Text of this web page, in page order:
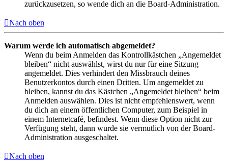
zurückzusetzen, so wende dich an die Board-Administration.
Nach oben
Warum werde ich automatisch abgemeldet?
Wenn du beim Anmelden das Kontrollkästchen „Angemeldet
bleiben“ nicht auswählst, wirst du nur für eine Sitzung
angemeldet. Dies verhindert den Missbrauch deines
Benutzerkontos durch einen Dritten. Um angemeldet zu
bleiben, kannst du das Kästchen „Angemeldet bleiben“ beim
Anmelden auswählen. Dies ist nicht empfehlenswert, wenn
du dich an einem öffentlichen Computer, zum Beispiel in
einem Internetcafé, befindest. Wenn diese Option nicht zur
Verfügung steht, dann wurde sie vermutlich von der Board-
Administration ausgeschaltet.
Nach oben